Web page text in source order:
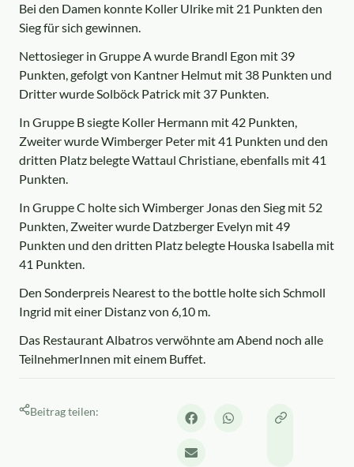
Bei den Damen konnte Koller Ulrike mit 21 Punkten den
Sieg für sich gewinnen.
Nettosieger in Gruppe A wurde Brandl Egon mit 39
Punkten, gefolgt von Kantner Helmut mit 38 Punkten und
Dritter wurde Solböck Patrick mit 37 Punkten.
In Gruppe B siegte Koller Hermann mit 42 Punkten,
Zweiter wurde Wimberger Peter mit 41 Punkten und den
dritten Platz belegte Wattaul Christiane, ebenfalls mit 41
Punkten.
In Gruppe C holte sich Wimberger Jonas den Sieg mit 52
Punkten, Zweiter wurde Datzberger Evelyn mit 49
Punkten und den dritten Platz belegte Houska Isabella mit
41 Punkten.
Den Sonderpreis Nearest to the bottle holte sich Schmoll
Ingrid mit einer Distanz von 6,10 m.
Das Restaurant Albatros verwöhnte am Abend noch alle
TeilnehmerInnen mit einem Buffet.
Beitrag teilen: